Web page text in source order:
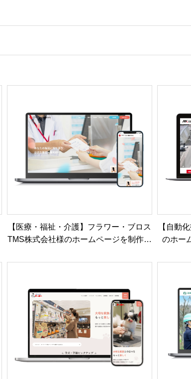
【医療・福祉・介護】フラワー・ブロス
TMS株式会社様のホームページを制作・
【自動
のホー